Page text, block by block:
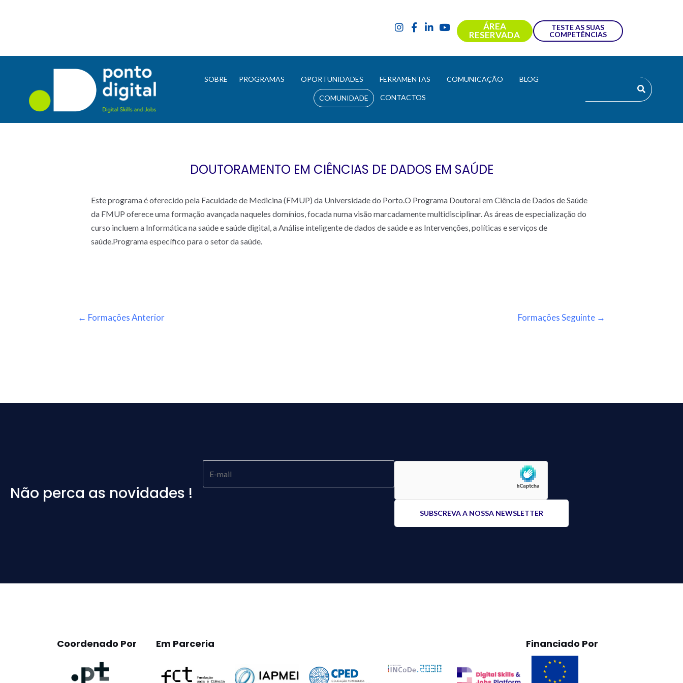
ÁREA
RESERVADA
TESTE AS SUAS
COMPETÊNCIAS
SOBRE PROGRAMAS OPORTUNIDADES FERRAMENTAS COMUNICAÇÃO BLOG
COMUNIDADE CONTACTOS
DOUTORAMENTO EM CIÊNCIAS DE DADOS EM SAÚDE
Este programa é oferecido pela Faculdade de Medicina (FMUP) da Universidade do Porto.O Programa Doutoral em Ciência de Dados de Saúde
da FMUP oferece uma formação avançada naqueles domínios, focada numa visão marcadamente multidisciplinar. As áreas de especialização do
curso incluem a Informática na saúde e saúde digital, a Análise inteligente de dados de saúde e as Intervenções, políticas e serviços de
saúde.Programa específico para o setor da saúde.
← Formações Anterior Formações Seguinte →
Não perca as novidades !
Coordenado Por Em Parceria Financiado Por